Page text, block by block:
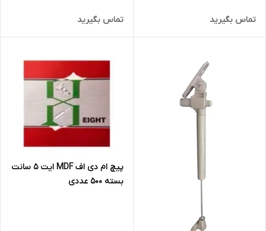
تماس بگیرید تماس بگیرید
پیچ ام دی اف MDF ایت 5 سانت
بسته 500 عددی